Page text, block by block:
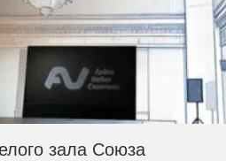
зала Союза